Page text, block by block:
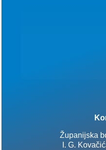
Županijska
I. G.